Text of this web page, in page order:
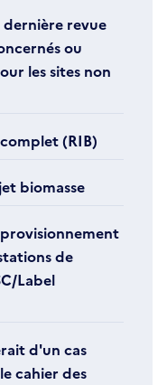
revue
ou
les sites non
(RIB)
biomasse
de
Label
d'un cas
cahier des